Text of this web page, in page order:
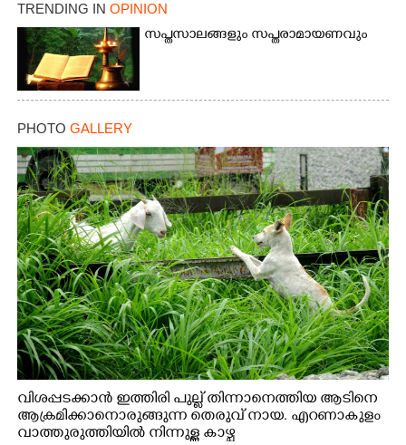
TRENDING IN OPINION
സപ്തസാലങ്ങളും സപ്തരാമായണവും
PHOTO GALLERY
വിശപ്പടക്കാൻ ഇത്തിരി പുല്ല് തിന്നാനെത്തിയ ആടിനെ
ആക്രമിക്കാനൊരുങ്ങുന്ന തെരുവ് നായ. എറണാകുളം
വാത്തുരുത്തിയിൽ നിന്നുള്ള കാഴ്ച